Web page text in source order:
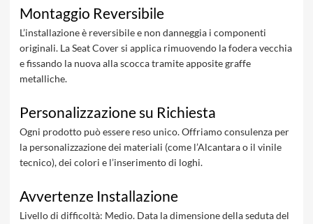
Montaggio Reversibile
L’installazione è reversibile e non danneggia i componenti
originali. La Seat Cover si applica rimuovendo la fodera vecchia
e fissando la nuova alla scocca tramite apposite graffe
metalliche.
Personalizzazione su Richiesta
Ogni prodotto può essere reso unico. Offriamo consulenza per
la personalizzazione dei materiali (come l’Alcantara o il vinile
tecnico), dei colori e l’inserimento di loghi.
Avvertenze Installazione
Livello di difficoltà: Medio. Data la dimensione della seduta del